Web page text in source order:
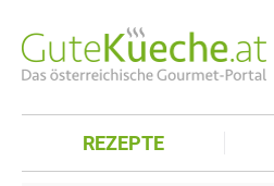
REZEPTE